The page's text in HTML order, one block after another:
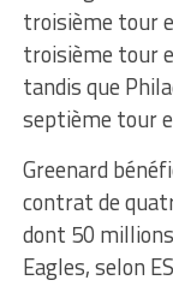
troisième tour
troisième tour
tandis que
septième tour
Greenard
contrat de
dont 50
Eagles, selon